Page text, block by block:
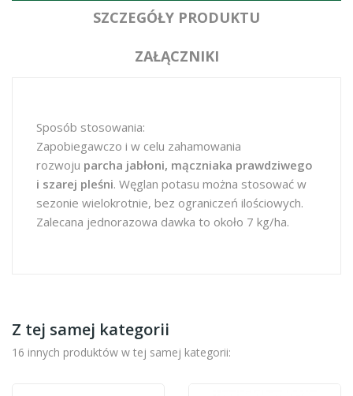
SZCZEGÓŁY PRODUKTU
ZAŁĄCZNIKI
Sposób stosowania:
Zapobiegawczo i w celu zahamowania
rozwoju parcha jabłoni, mączniaka prawdziwego
i szarej pleśni. Węglan potasu można stosować w
sezonie wielokrotnie, bez ograniczeń ilościowych.
Zalecana jednorazowa dawka to około 7 kg/ha.
Z tej samej kategorii
16 innych produktów w tej samej kategorii: